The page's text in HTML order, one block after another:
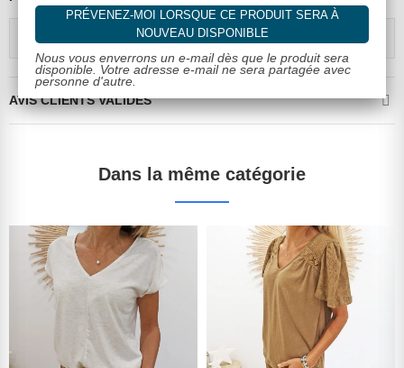
Composition 69% coton, 21% polyester
AVIS CLIENTS VALIDÉS
Dans la même catégorie
PRÉVENEZ-MOI LORSQUE CE PRODUIT SERA À
NOUVEAU DISPONIBLE
Nous vous enverrons un e-mail dès que le produit sera
disponible. Votre adresse e-mail ne sera partagée avec
personne d'autre.